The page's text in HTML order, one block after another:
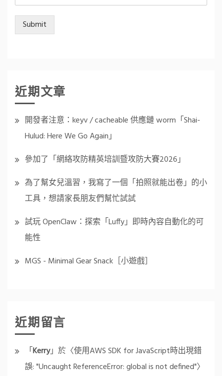
Submit
近期文章
開發者注意：keyv / cacheable 供應鏈 worm「Shai-
Hulud: Here We Go Again」
參加了「網絡攻防精英培訓暨攻防大賽2026」
為了幫女兒溫習，我寫了一個「拍照就能出卷」的小
工具，想請家長朋友們幫忙試試
試玩 OpenClaw：探索「Luffy」即時內容自動化的可
能性
MGS - Minimal Gear Snack［小遊戲］
近期留言
「Kerry」於〈使用AWS SDK for JavaScript時出現錯
誤: "Uncaught ReferenceError: global is not defined"〉